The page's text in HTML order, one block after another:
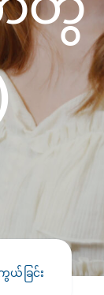
AND
(မယ်
ြင်းထန်ကူးစက်
းယားပိုးကြောင့်
ဆစ် ပြင်းထန်
ောဂါ...
PRESS RELEASE
29 AUG 2024
CLL
Shin Saw
Yangon,
primary
Yangon,
August 2024
HEALTH is
announce
ယ်ခြင်း